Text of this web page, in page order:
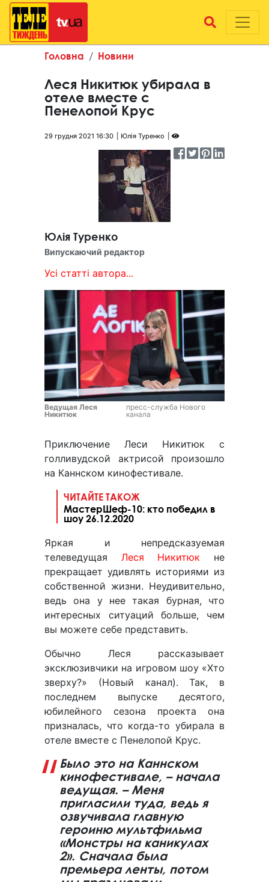
Головна Новини
Леся Никитюк убирала в
отеле вместе с
Пенелопой Крус
29 грудня 2021 16:30 Юлія Туренко
Юлія Туренко
Випускаючий редактор
Усі статті автора...
Ведущая Леся
Никитюк
пресс-служба Нового
канала
Приключение Леси Никитюк с
голливудской актрисой произошло
на Каннском кинофестивале.
ЧИТАЙТЕ ТАКОЖ
МастерШеф-10: кто победил в
шоу 26.12.2020
Яркая и непредсказуемая
телеведущая Леся Никитюк не
прекращает удивлять историями из
собственной жизни. Неудивительно,
ведь она у нее такая бурная, что
интересных ситуаций больше, чем
вы можете себе представить.
Обычно Леся рассказывает
эксклюзивчики на игровом шоу «Хто
зверху?» (Новый канал). Так, в
последнем выпуске десятого,
юбилейного сезона проекта она
призналась, что когда-то убирала в
отеле вместе с Пенелопой Крус.
Было это на Каннском
кинофестивале, – начала
ведущая. – Меня
пригласили туда, ведь я
озвучивала главную
героиню мультфильма
«Монстры на каникулах
2». Сначала была
премьера ленты, потом